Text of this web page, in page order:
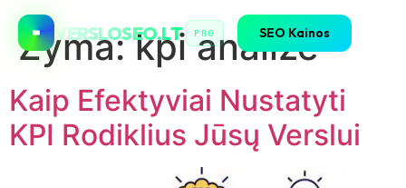
VERSLOSEO.LT PRO SEO Kainos
Žyma:kpi analizė
Kaip Efektyviai Nustatyti
KPI Rodiklius Jūsų Verslui